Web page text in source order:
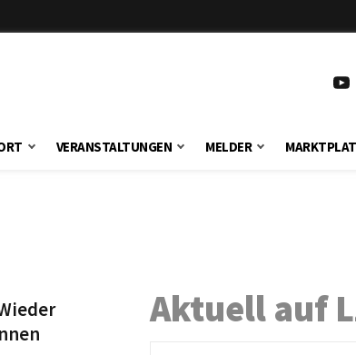
VERANSTALTUNGEN MELDER
Aktuell auf